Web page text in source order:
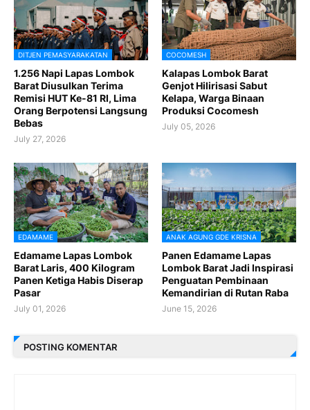
DITJEN PEMASYARAKATAN
1.256 Napi Lapas Lombok
Barat Diusulkan Terima
Remisi HUT Ke-81 RI, Lima
Orang Berpotensi Langsung
Bebas
July 27, 2026
COCOMESH
Kalapas Lombok Barat
Genjot Hilirisasi Sabut
Kelapa, Warga Binaan
Produksi Cocomesh
July 05, 2026
EDAMAME
Edamame Lapas Lombok
Barat Laris, 400 Kilogram
Panen Ketiga Habis Diserap
Pasar
July 01, 2026
ANAK AGUNG GDE KRISNA
Panen Edamame Lapas
Lombok Barat Jadi Inspirasi
Penguatan Pembinaan
Kemandirian di Rutan Raba
June 15, 2026
POSTING KOMENTAR